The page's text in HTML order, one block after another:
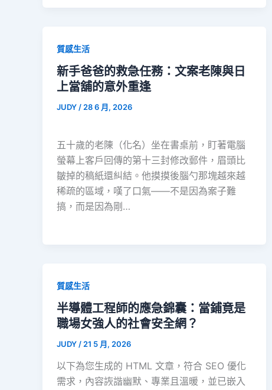
質感生活
新手爸爸的救急任務：文案老陳與日
上當舖的意外重逢
JUDY / 28 6 月, 2026
五十歲的老陳（化名）坐在書桌前，盯著電腦
螢幕上客戶回傳的第十三封修改郵件，眉頭比
皺掉的稿紙還糾結。他摸摸後腦勺那塊越來越
稀疏的區域，嘆了口氣——不是因為案子難
搞，而是因為剛…
質感生活
半導體工程師的應急錦囊：當鋪竟是
職場女強人的社會安全網？
JUDY / 21 5 月, 2026
以下為您生成的 HTML 文章，符合 SEO 優化
需求，內容詼諧幽默、專業且溫暖，並已嵌入